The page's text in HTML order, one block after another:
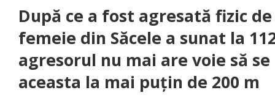
După ce a fost agresată fizic
femeie din Săcele a sunat la
agresorul nu mai are voie să
aceasta la mai puțin de 200 m